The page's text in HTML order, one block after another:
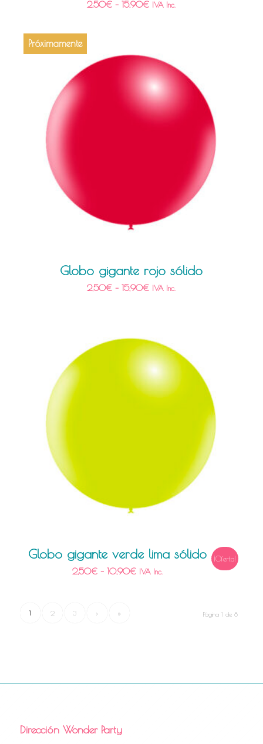
2,50€ –15,90€ IVA Inc.
Próximamente
Globo gigante rojo sólido
2,50€ –15,90€ IVA Inc.
Globo gigante verde lima sólido
2,50€ –10,90€ IVA Inc.
¡Oferta!
Página 1 de 8
1 2 3 › »
Dirección Wonder Party